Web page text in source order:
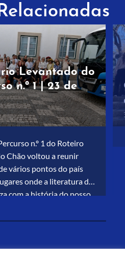
Levantado do
n.º 1 | 23 de
n.º 1 do Roteiro
Chão voltou a reunir
vários pontos do país
onde a literatura de
com a história do nosso
marcado por
Em Lisboa, […]